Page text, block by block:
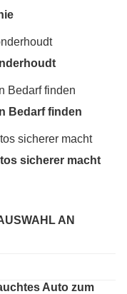
Bedarf finden
sicherer macht
AN
Auto zum